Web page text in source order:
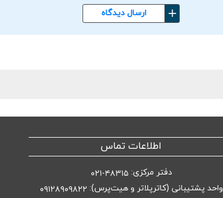
ارسال دیدگاه
اطلاعات تماس
دفتر مرکزی: ۴۸۳۱۵-۰۲۱
واحد پشتیبانی (کاترپلاتر و هیت‌پرس): ۰۹۱۲۸۹۰۹۸۲۲